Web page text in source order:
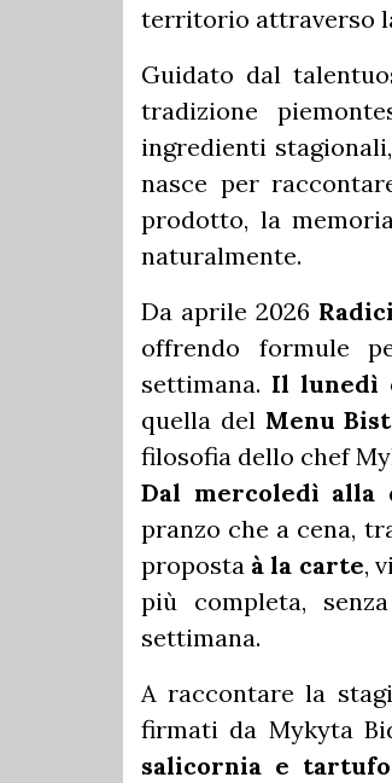
territorio attraverso
Guidato dal
tradizione
ingredienti
nasce per
prodotto, la
naturalmente.
Da aprile 2026
offrendo formule
settimana. Il lunedì
quella del Menu
filosofia dello chef
Dal mercoledì alla
pranzo che a cena,
proposta à la carte,
più completa,
settimana.
A raccontare la
firmati da Mykyta
salicornia e